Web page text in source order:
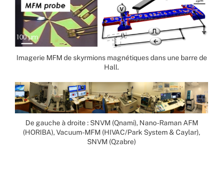
Imagerie MFM de skyrmions magnétiques dans une barre de
Hall.
De gauche à droite : SNVM (Qnami), Nano-Raman AFM
(HORIBA), Vacuum-MFM (HIVAC/Park System & Caylar),
SNVM (Qzabre)